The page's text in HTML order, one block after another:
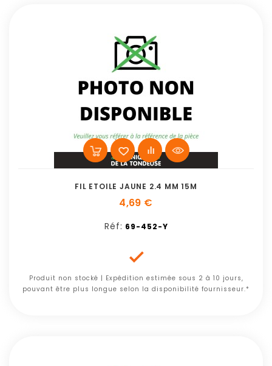
FIL ETOILE JAUNE 2.4 MM 15M
4,69 €
Réf: 69-452-Y

Produit non stocké | Expédition estimée sous 2 à 10 jours,
pouvant être plus longue selon la disponibilité fournisseur.*